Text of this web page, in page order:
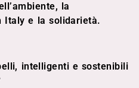
la
Italy e la solidarietà.
intelligenti e sostenibili